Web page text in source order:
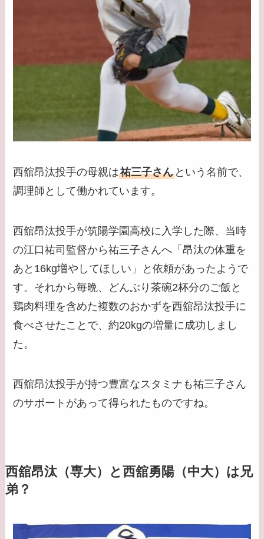
西舘昂汰投手の母親は祐三子さん という名前で、
調理師として働かれています。
西舘昂汰投手が筑陽学園高校に入学した際、当時
の江口祐司監督から祐三子さんへ「昂汰の体重を
あと16kg増やしてほしい」と依頼があったようで
す。それから毎晩、どんぶり茶碗2杯分のご飯と
鶏肉料理を含めた複数のおかずを西舘昂汰投手に
食べさせたことで、約20kgの増量に成功しまし
た。
西舘昂汰投手が持つ豊富なスタミナも祐三子さん
のサポートがあって得られたものですね。
西舘昂汰（専大）と西舘勇陽（中大）は兄
弟？